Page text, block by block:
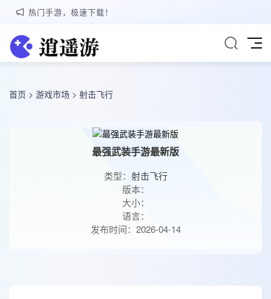
热门手游，极速下载！
首页 > 游戏市场 > 射击飞行
最强武装手游最新版
类型： 射击飞行
版本：
大小：
语言：
发布时间：2026-04-14